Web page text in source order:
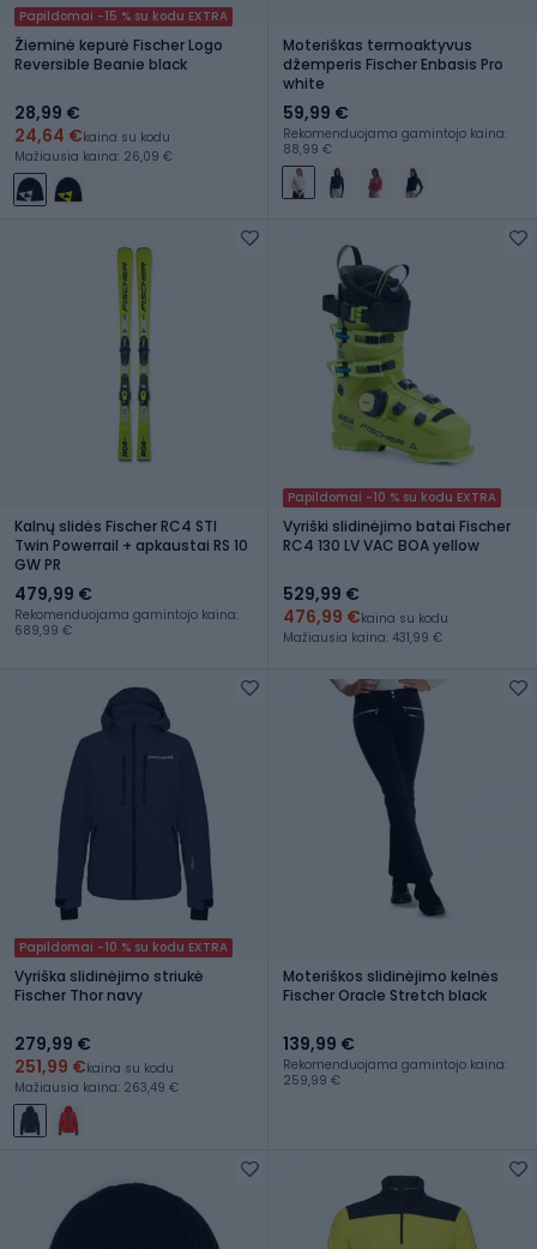
Papildomai -15 % su kodu EXTRA
Žieminė kepurė Fischer Logo
Reversible Beanie black
28,99 €
24,64 €kaina su kodu
Mažiausia kaina: 26,09 €
Moteriškas termoaktyvus
džemperis Fischer Enbasis Pro
white
59,99 €
Rekomenduojama gamintojo kaina:
88,99 €
Kalnų slidės Fischer RC4 STI
Twin Powerrail + apkaustai RS 10
GW PR
479,99 €
Rekomenduojama gamintojo kaina:
689,99 €
Papildomai -10 % su kodu EXTRA
Vyriški slidinėjimo batai Fischer
RC4 130 LV VAC BOA yellow
529,99 €
476,99 €kaina su kodu
Mažiausia kaina: 431,99 €
Papildomai -10 % su kodu EXTRA
Vyriška slidinėjimo striukė
Fischer Thor navy
279,99 €
251,99 €kaina su kodu
Mažiausia kaina: 263,49 €
Moteriškos slidinėjimo kelnės
Fischer Oracle Stretch black
139,99 €
Rekomenduojama gamintojo kaina:
259,99 €